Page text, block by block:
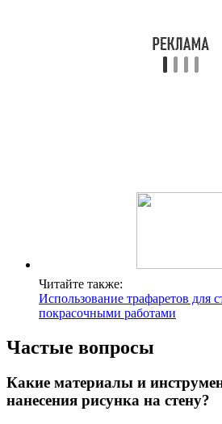
Читайте также:
Использование трафаретов для
покрасочными работами
Частые вопросы
Какие материалы и
нанесения рисунка на стену?